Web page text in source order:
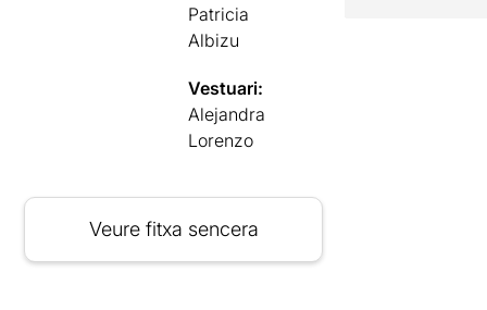
Patricia
Albizu
Vestuari:
Alejandra
Lorenzo
Veure fitxa sencera